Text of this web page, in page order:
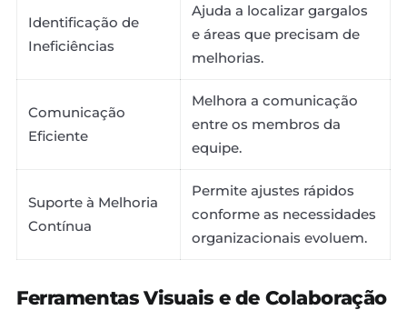
Identificação de
Ineficiências
Ajuda a localizar gargalos
e áreas que precisam de
melhorias.
Comunicação
Eficiente
Melhora a comunicação
entre os membros da
equipe.
Suporte à Melhoria
Contínua
Permite ajustes rápidos
conforme as necessidades
organizacionais evoluem.
Ferramentas Visuais e de Colaboração